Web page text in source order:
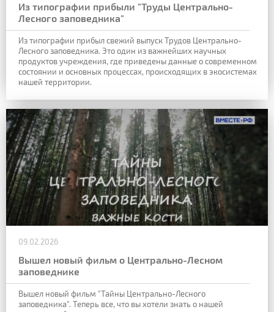
Из типографии прибыли "Труды Центрально-
Лесного заповедника"
Из типографии прибыл свежий выпуск Трудов Центрально-
Лесного заповедника. Это один из важнейших научных
продуктов учреждения, где приведены данные о современном
состоянии и основных процессах, происходящих в экосистемах
нашей территории.
09.02.2026
Вышел новый фильм о Центрально-Лесном
заповеднике
Вышел новый фильм "Тайны Центрально-Лесного
заповедника". Теперь все, что вы хотели знать о нашей